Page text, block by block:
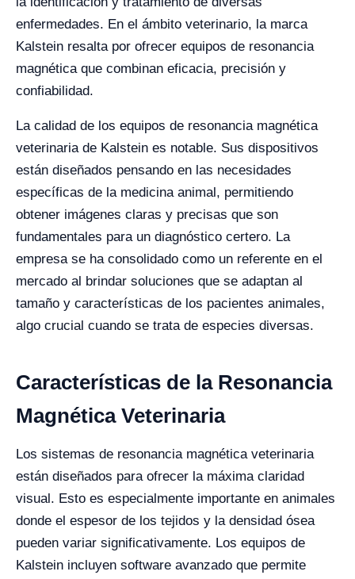
enfermedades. En el ámbito veterinario, la marca
Kalstein resalta por ofrecer equipos de resonancia
magnética que combinan eficacia, precisión y
confiabilidad.
La calidad de los equipos de resonancia magnética
veterinaria de Kalstein es notable. Sus dispositivos
están diseñados pensando en las necesidades
específicas de la medicina animal, permitiendo
obtener imágenes claras y precisas que son
fundamentales para un diagnóstico certero. La
empresa se ha consolidado como un referente en el
mercado al brindar soluciones que se adaptan al
tamaño y características de los pacientes animales,
algo crucial cuando se trata de especies diversas.
Características de la Resonancia
Magnética Veterinaria
Los sistemas de resonancia magnética veterinaria
están diseñados para ofrecer la máxima claridad
visual. Esto es especialmente importante en animales
donde el espesor de los tejidos y la densidad ósea
pueden variar significativamente. Los equipos de
Kalstein incluyen software avanzado que permite